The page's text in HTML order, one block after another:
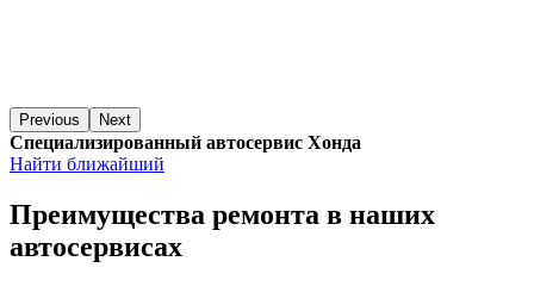
Previous Next
Специализированный автосервис Хонда
Найти ближайший
Преимущества ремонта в наших
автосервисах